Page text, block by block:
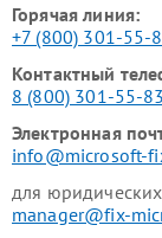
Горячая линия:
+7 (800) 301-55-
Контактный
8 (800) 301-55-83
Электронная
info@microsoft-
для
manager@fix-